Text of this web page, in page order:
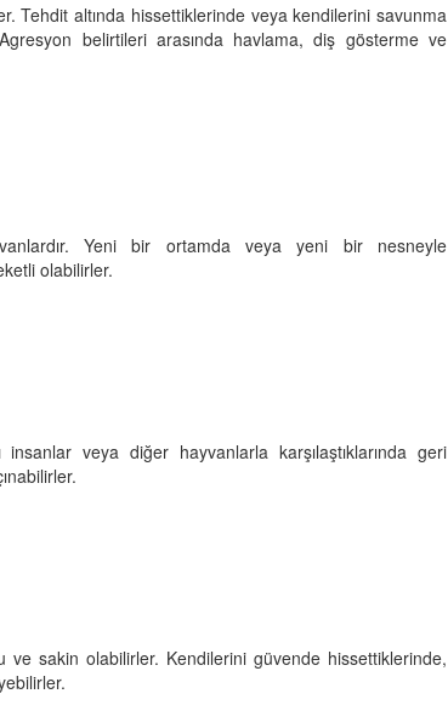
Tehdit altında hissettiklerinde veya kendilerini savunma
belirtileri arasında havlama, diş gösterme ve
Yeni bir ortamda veya yeni bir nesneyle
olabilirler.
veya diğer hayvanlarla karşılaştıklarında geri
sakin olabilirler. Kendilerini güvende hissettiklerinde,